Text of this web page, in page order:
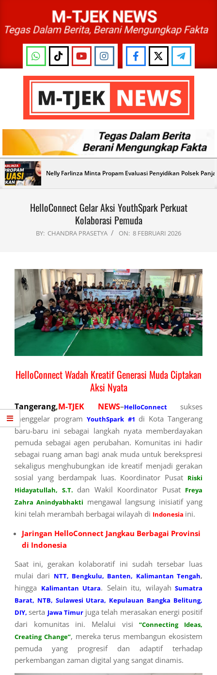
content
M-
TJEK
NEWS
Primary
Navigation
Menu
Nelly Farlinza Minta Propam Evaluasi Penyidikan Polsek
HelloConnect Gelar Aksi YouthSpark Perkuat
Kolaborasi Pemuda
BY: CHANDRA PRASETYA ON: 8 FEBRUARI 2026
HelloConnect Wadah Kreatif Generasi Muda Ciptakan
Aksi Nyata
Tangerang,M-TJEK NEWS–HelloConnectsukses
menggelar programYouthSpark #1 di Kota Tangerang
baru-baru ini sebagai langkah nyata memberdayakan
pemuda sebagai agen perubahan. Komunitas ini hadir
sebagai ruang aman bagi anak muda untuk berekspresi
sekaligus menghubungkan ide kreatif menjadi gerakan
sosial yang berdampak luas. Koordinator Pusat Riski
Hidayatullah, S.T. dan Wakil Koordinator Pusat Freya
Zahra Anindyabhakti mengawal langsung inisiatif yang
kini telah merambah berbagai wilayah di Indonesia ini.
Jaringan HelloConnect Jangkau Berbagai Provinsi
di Indonesia
Saat ini, gerakan kolaboratif ini sudah tersebar luas
mulai dari NTT, Bengkulu, Banten, Kalimantan Tengah,
hingga Kalimantan Utara. Selain itu, wilayah Sumatra
Barat, NTB, Sulawesi Utara, Kepulauan Bangka Belitung,
DIY, serta Jawa Timurjuga telah merasakan energi positif
dari komunitas ini. Melalui visi“Connecting Ideas,
Creating Change”, mereka terus membangun ekosistem
pemuda yang progresif dan adaptif terhadap
perkembangan zaman digital yang sangat dinamis.